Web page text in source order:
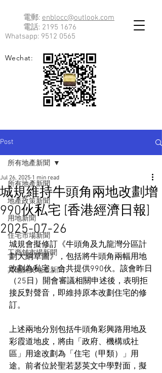
電郵: enblocc@outlook.com
電話: 2195 1676
Whatsapp: 9512 0565
Wechat:
Post
所有地產新聞
地產政策新聞
用地新聞
住宅市場新聞
工商舖市場新聞
其他關於地產新聞
所有地產新聞
城規維持牛頭角兩地改劃增
990伙私宅 [香港經濟日報]
2025-07-26
Jul 26, 2025 1 min read
城規會擬修訂《牛頭角及九龍灣分區計
劃大綱草圖》，包括將牛頭角兩幅用地
改劃為私宅，合共提供990伙。該會昨日
（25日）開會審議相關申述後，表明拒
接反對聲音，即維持原本改劃住宅的修
訂。
上述兩地分別包括牛頭角彩興路用地及
彩霞道地皮，將由「政府、機構或社
區」用途改劃為「住宅（甲類）」用
途。前者位於聖若瑟英文中學對面，擬